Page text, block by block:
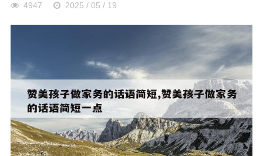
4947 2025 / 05 / 19